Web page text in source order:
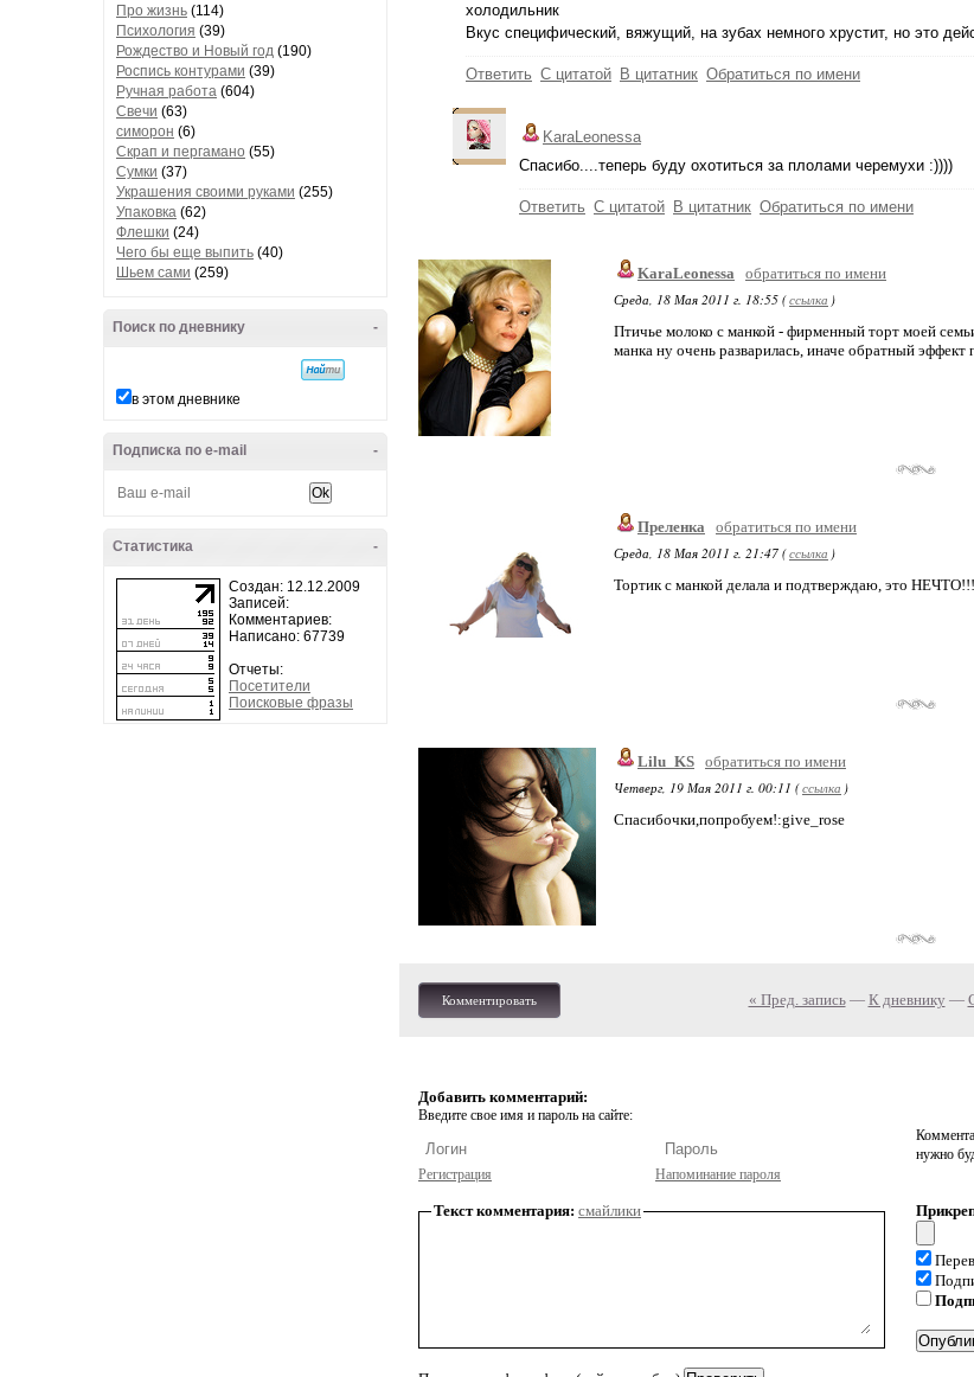
Про жизнь (114)
Психология (39)
Рождество и Новый год (190)
Роспись контурами (39)
Ручная работа (604)
Свечи (63)
симорон (6)
Скрап и пергамано (55)
Сумки (37)
Украшения своими руками (255)
Упаковка (62)
Флешки (24)
Чего бы еще выпить (40)
Шьем сами (259)
-
Поиск по дневнику
в этом дневнике
-
Подписка по e-mail
-
Статистика
Создан: 12.12.2009
Записей:
Комментариев:
Написано: 67739
Отчеты:
Посетители
Поисковые фразы
холодильник
Вкус специфический, вяжущий, на зубах немного хрустит, но это
Ответить С цитатой В цитатник Обратиться по имени
KaraLeonessa
Спасибо....теперь буду охотиться за плолами черемухи :))))
Ответить С цитатой В цитатник Обратиться по имени
KaraLeonessa
обратиться по имени
Среда, 18 Мая 2011 г. 18:55 (ссылка )
Птичье молоко с манкой - фирменный торт моей
манка ну очень разварилась, иначе обратный эффект
Преленка
обратиться по имени
Среда, 18 Мая 2011 г. 21:47 (ссылка )
Тортик с манкой делала и подтверждаю, это
Lilu_KS обратиться по имени
Четверг, 19 Мая 2011 г. 00:11 (ссылка )
Спасибочки,попробуем!:give_rose
Комментировать « Пред. запись— К дневнику —
Добавить комментарий:
Введите свое имя и пароль на сайте:
Регистрация Напоминание пароля
нужно
Текст комментария: смайлики